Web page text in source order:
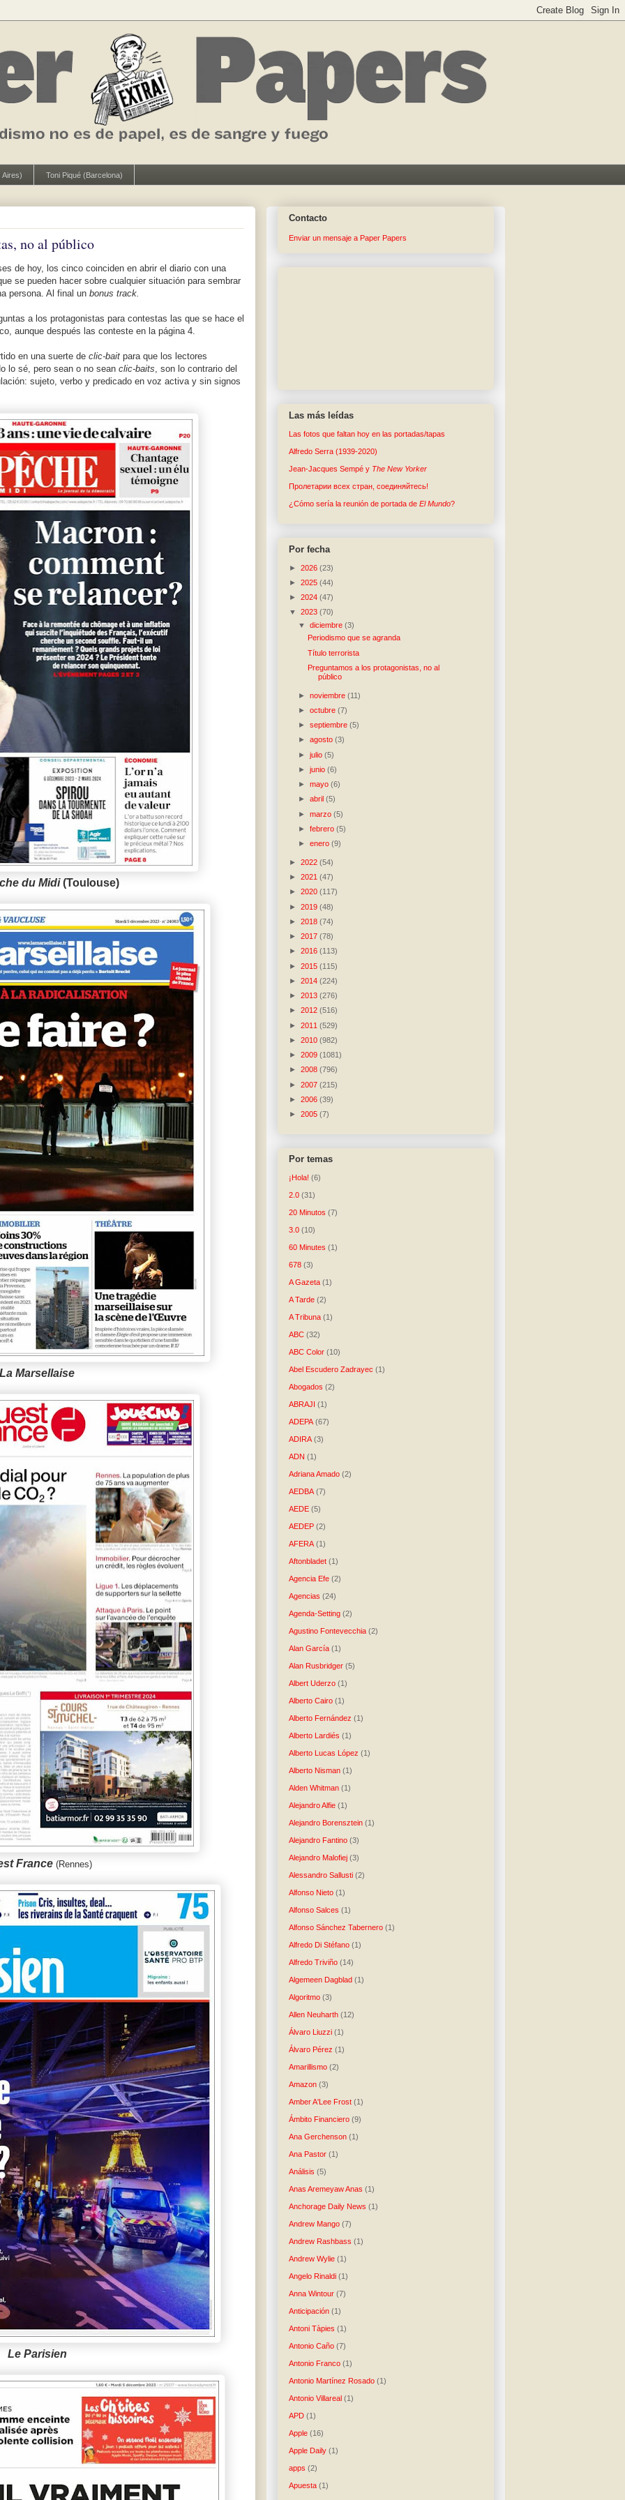
Aires) Toni Piqué (Barcelona)
no al público
de hoy, los cinco coinciden en abrir el diario con una
se pueden hacer sobre cualquier situación para sembrar
persona. Al final un bonus track.
a los protagonistas para contestas las que se hace el
aunque después las conteste en la página 4.
en una suerte de clic-bait para que los lectores
lo sé, pero sean o no sean clic-baits, son lo contrario del
sujeto, verbo y predicado en voz activa y sin signos
du Midi(Toulouse)
La Marsellaise
France (Rennes)
Le Parisien
Contacto
Enviar un mensaje a Paper Papers
Las más leídas
Las fotos que faltan hoy en las portadas/tapas
Alfredo Serra (1939-2020)
Jean-Jacques Sempé y The New Yorker
Пролетарии всех стран, соединяйтесь!
¿Cómo sería la reunión de portada de El Mundo?
Por fecha
► 2026 (23)
► 2025 (44)
► 2024 (47)
▼ 2023 (70)
▼diciembre(3)
Periodismo que se agranda
Título terrorista
Preguntamos a los protagonistas, no al
público
►noviembre(11)
►octubre(7)
►septiembre(5)
►agosto(3)
►julio(5)
►junio(6)
►mayo(6)
►abril(5)
►marzo(5)
►febrero(5)
►enero(9)
► 2022 (54)
► 2021 (47)
► 2020 (117)
► 2019 (48)
► 2018 (74)
► 2017 (78)
► 2016 (113)
► 2015 (115)
► 2014 (224)
► 2013 (276)
► 2012 (516)
► 2011 (529)
► 2010 (982)
► 2009 (1081)
► 2008 (796)
► 2007 (215)
► 2006 (39)
► 2005 (7)
Por temas
¡Hola! (6)
2.0 (31)
20 Minutos (7)
3.0 (10)
60 Minutes (1)
678 (3)
A Gazeta (1)
A Tarde (2)
A Tribuna (1)
ABC (32)
ABC Color (10)
Abel Escudero Zadrayec (1)
Abogados (2)
ABRAJI (1)
ADEPA (67)
ADIRA (3)
ADN (1)
Adriana Amado (2)
AEDBA (7)
AEDE (5)
AEDEP (2)
AFERA (1)
Aftonbladet (1)
Agencia Efe (2)
Agencias (24)
Agenda-Setting (2)
Agustino Fontevecchia (2)
Alan García (1)
Alan Rusbridger (5)
Albert Uderzo (1)
Alberto Cairo (1)
Alberto Fernández (1)
Alberto Lardiés (1)
Alberto Lucas López (1)
Alberto Nisman (1)
Alden Whitman (1)
Alejandro Alfie (1)
Alejandro Borensztein (1)
Alejandro Fantino (3)
Alejandro Malofiej (3)
Alessandro Sallusti (2)
Alfonso Nieto (1)
Alfonso Salces (1)
Alfonso Sánchez Tabernero (1)
Alfredo Di Stéfano (1)
Alfredo Triviño (14)
Algemeen Dagblad (1)
Algoritmo (3)
Allen Neuharth (12)
Álvaro Liuzzi (1)
Álvaro Pérez (1)
Amarillismo (2)
Amazon (3)
Amber A'Lee Frost (1)
Ámbito Financiero (9)
Ana Gerchenson (1)
Ana Pastor (1)
Análisis (5)
Anas Aremeyaw Anas (1)
Anchorage Daily News (1)
Andrew Mango (7)
Andrew Rashbass (1)
Andrew Wylie (1)
Angelo Rinaldi (1)
Anna Wintour (7)
Anticipación (1)
Antoni Tàpies (1)
Antonio Caño (7)
Antonio Franco (1)
Antonio Martínez Rosado (1)
Antonio Villareal (1)
APD (1)
Apple (16)
Apple Daily (1)
apps (2)
Apuesta (1)